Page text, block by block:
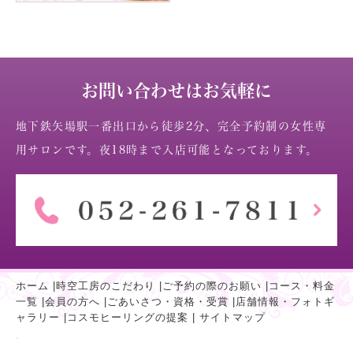
お問い合わせはお気軽に
地下鉄矢場駅一番出口から徒歩2分、完全予約制の女性専
用サロンです。夜18時まで入店可能となっております。
ホーム 時空工房のこだわり ご予約の際のお願い
コース・料金
一覧
会員の方へ ごあいさつ・資格・受賞
店舗情報・フォトギ
ャラリー
コスモヒーリングの提案 サイトマップ